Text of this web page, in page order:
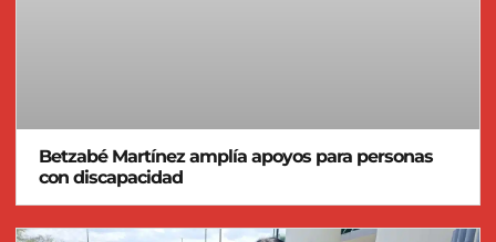
Betzabé Martínez amplía apoyos para personas
con discapacidad